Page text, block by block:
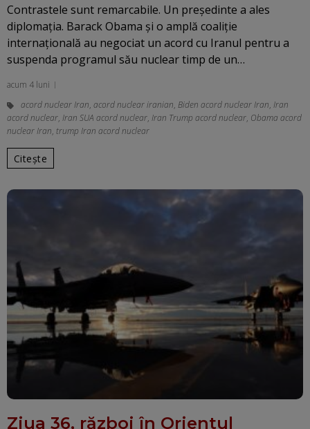
Contrastele sunt remarcabile. Un președinte a ales
diplomația. Barack Obama și o amplă coaliție
internațională au negociat un acord cu Iranul pentru a
suspenda programul său nuclear timp de un…
acum 4 luni
acord nuclear Iran, acord nuclear iranian, Biden acord nuclear Iran, Iran
acord nuclear, Iran SUA acord nuclear, Iran Trump acord nuclear, Obama acord
nuclear Iran, trump Iran acord nuclear
Citește
Ziua 36, război în Orientul